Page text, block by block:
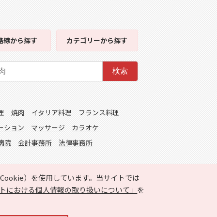
）を使用しています。当サイトでは
における個人情報の取り扱いについて」 を
線から探す カテゴリーから探す
検索
焼肉 イタリア料理
フランス料理
ション マッサージ
カラオケ
院 会計事務所 法律事務所